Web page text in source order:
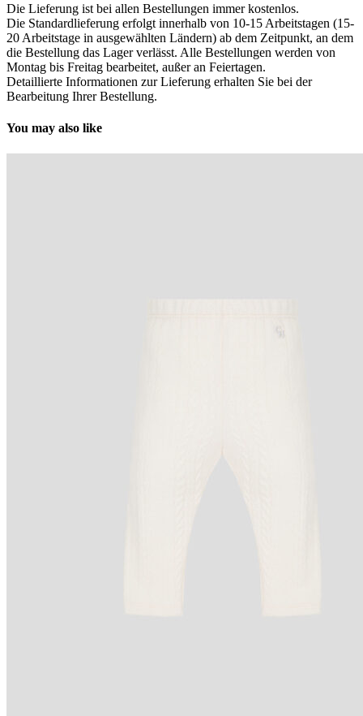
Die Lieferung ist bei allen Bestellungen immer kostenlos.
Die Standardlieferung erfolgt innerhalb von 10-15 Arbeitstagen (15-
20 Arbeitstage in ausgewählten Ländern) ab dem Zeitpunkt, an dem
die Bestellung das Lager verlässt. Alle Bestellungen werden von
Montag bis Freitag bearbeitet, außer an Feiertagen.
Detaillierte Informationen zur Lieferung erhalten Sie bei der
Bearbeitung Ihrer Bestellung.
You may also like